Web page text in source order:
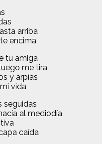
arriba
encima
tu amiga
me tira
y arpías
vida
seguidas
al mediodía
caída